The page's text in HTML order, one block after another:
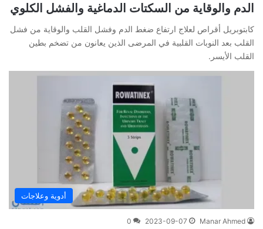
الدم والوقاية من السكتات الدماغية والفشل الكلوي
كابتوبريل أقراص لعلاج ارتفاع ضغط الدم وفشل القلب والوقاية من فشل
القلب بعد النوبات القلبية في المرضى الذين يعانون من تضخم بطين
القلب الأيسر.
أدوية وعلاجات
Manar Ahmed
2023-09-07
0